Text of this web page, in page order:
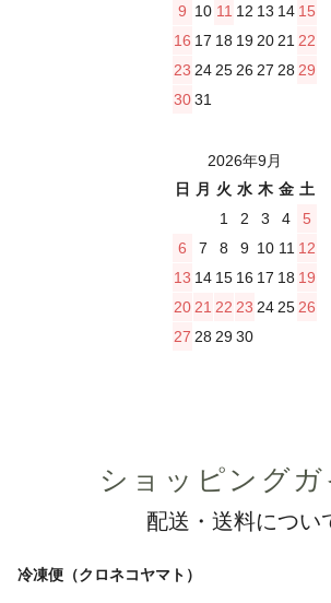
9 10 11 12 13 14 15
16 17 18 19 20 21 22
23 24 25 26 27 28 29
3031
2026年9月
日
月 火 水 木 金 土
1
2 3 4
5
6
7 8 9 10 11 12
13 14 15 16 17 18 19
20 21 22 23 24 25 26
27 28 2930
ショッピングガ
配送・送料につい
冷凍便（クロネコヤマト）